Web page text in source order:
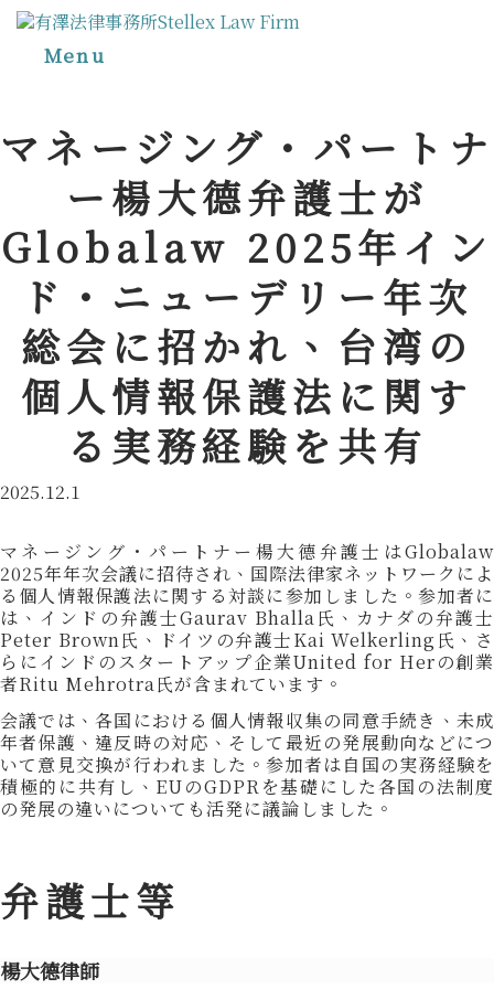
Menu
マネージング・パートナ
ー楊大德弁護士が
Globalaw 2025年イン
ド・ニューデリー年次
総会に招かれ、台湾の
個人情報保護法に関す
る実務経験を共有
2025.12.1
マネージング・パートナー楊大德弁護士はGlobalaw
2025年年次会議に招待され、国際法律家ネットワークによ
る個人情報保護法に関する対談に参加しました。参加者に
は、インドの弁護士Gaurav Bhalla氏、カナダの弁護士
Peter Brown氏、ドイツの弁護士Kai Welkerling氏、さ
らにインドのスタートアップ企業United for Herの創業
者Ritu Mehrotra氏が含まれています。
会議では、各国における個人情報収集の同意手続き、未成
年者保護、違反時の対応、そして最近の発展動向などにつ
いて意見交換が行われました。参加者は自国の実務経験を
積極的に共有し、EUのGDPRを基礎にした各国の法制度
の発展の違いについても活発に議論しました。
弁護士等
楊大德律師